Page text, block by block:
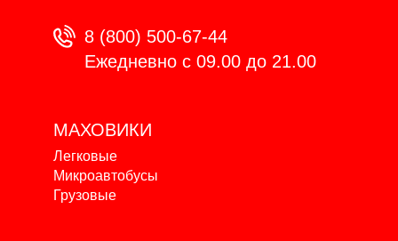
8 (800) 500-67-44
Ежедневно с 09.00 до 21.00
МАХОВИКИ
Легковые
Микроавтобусы
Грузовые